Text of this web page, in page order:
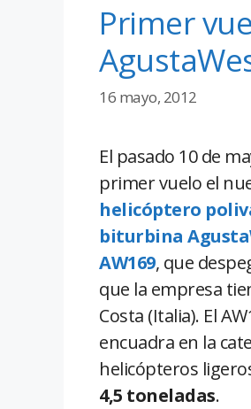
Primer
16 mayo, 2012
El pasado 10 de
primer vuelo el
helicóptero
biturbina
AW169, que
que la empresa
Costa (Italia). El
encuadra en la
helicópteros
4,5 toneladas.